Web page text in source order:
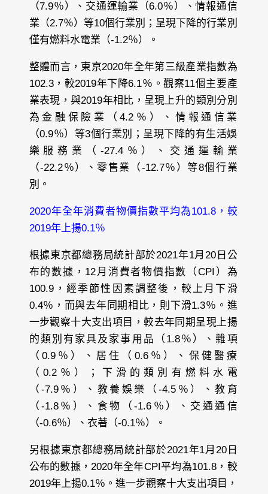
（7.9％）、交通運輸業（6.0％）、情報通信
業（2.7％）等10個行業別；呈現下降的行業別
僅有燃料水電業（-1.2％）。
整體而言，東京2020年全年第三級產業指數為
102.3，較2019年下降6.1％。觀察11個主要產
業表現，與2019年相比，呈現上升的類別分別
為金融保險業（4.2％）、情報通信業
（0.9％）等3個行業別；呈現下降的有生活娛
樂服務業（-27.4％）、交通運輸業
（-22.2％）、零售業（-12.7％）等8個行業
別。
2020年全年消費者物價指數平均為101.8，較
2019年上揚0.1％
根據東京都總務局統計部於2021年1月20日公
布的數據，12月消費者物價指數（CPI）為
100.9，經季節性因素調整後，較上月下滑
0.4％，而與去年同期相比，則下滑1.3％。進
一步觀察十大支出項目，較去年同期呈現上揚
的類別有家具及家事用品（1.8％）、雜項
（0.9％）、居住（0.6％）、保健醫療
（0.2％）；下滑的類別有燃料水電
（-7.9％）、教養娛樂（-4.5％）、教育
（-1.8％）、食物（-1.6％）、交通通信
（-0.6％）、衣著（-0.1％）。
另根據東京都總務局統計部於2021年1月20日
公布的數據，2020年全年CPI平均為101.8，較
2019年上揚0.1％。進一步觀察十大支出項目，